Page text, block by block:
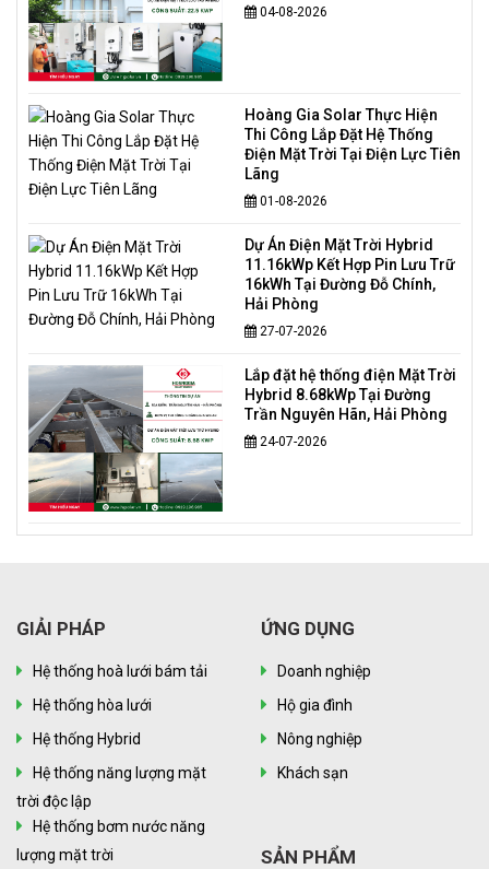
04-08-2026
Hoàng Gia Solar Thực Hiện
Thi Công Lắp Đặt Hệ Thống
Điện Mặt Trời Tại Điện Lực Tiên
Lãng
01-08-2026
Dự Án Điện Mặt Trời Hybrid
11.16kWp Kết Hợp Pin Lưu Trữ
16kWh Tại Đường Đỗ Chính,
Hải Phòng
27-07-2026
Lắp đặt hệ thống điện Mặt Trời
Hybrid 8.68kWp Tại Đường
Trần Nguyên Hãn, Hải Phòng
24-07-2026
GIẢI PHÁP
Hệ thống hoà lưới bám tải
Hệ thống hòa lưới
Hệ thống Hybrid
Hệ thống năng lượng mặt
trời độc lập
Hệ thống bơm nước năng
lượng mặt trời
ỨNG DỤNG
Doanh nghiệp
Hộ gia đình
Nông nghiệp
Khách sạn
SẢN PHẨM